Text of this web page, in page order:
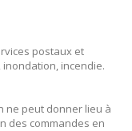
postaux et
incendie.
ne peut donner lieu à
des commandes en